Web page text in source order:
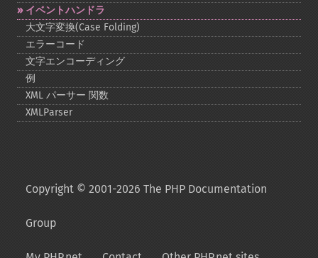
イベントハンドラ
大文字変換(Case Folding)
エラーコード
文字エンコーディング
例
XML パーサー 関数
XMLParser
Copyright © 2001-2026 The PHP Documentation
Group